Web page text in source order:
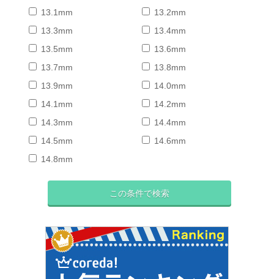
13.1mm
13.2mm
13.3mm
13.4mm
13.5mm
13.6mm
13.7mm
13.8mm
13.9mm
14.0mm
14.1mm
14.2mm
14.3mm
14.4mm
14.5mm
14.6mm
14.8mm